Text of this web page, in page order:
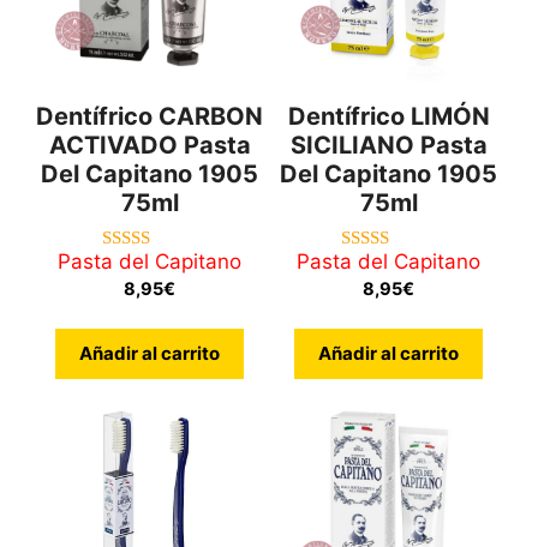
Dentífrico CARBON
ACTIVADO Pasta
Del Capitano 1905
75ml
4.50
de 5
Pasta del Capitano
8,95€
Añadir al carrito
Dentífrico LIMÓN
SICILIANO Pasta
Del Capitano 1905
75ml
5.00
de 5
Pasta del Capitano
8,95€
Añadir al carrito